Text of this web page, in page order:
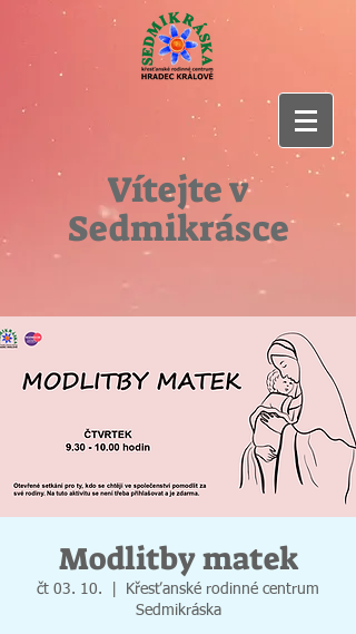
Vítejte v
Sedmikrásce
Modlitby matek
čt 03. 10.
Křesťanské rodinné centrum
Sedmikráska